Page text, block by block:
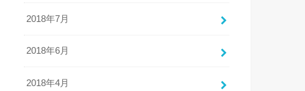
2018年7月
2018年6月
2018年4月